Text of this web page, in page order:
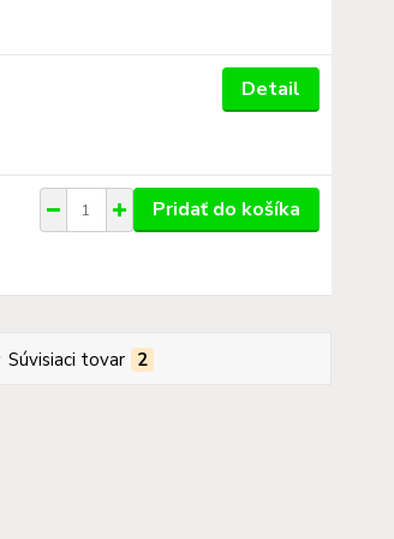
Detail
Pridať do košíka
Súvisiaci tovar 2